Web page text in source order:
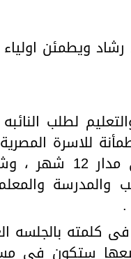
ويطمئن اولياء
لطلب
للاسرة
الثانوية العامة
والمدرسة
.
فى كلمته
جميعها ستكون في